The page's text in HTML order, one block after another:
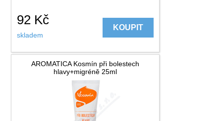
92 Kč
skladem
KOUPIT
AROMATICA Kosmín při bolestech
hlavy+migréně 25ml